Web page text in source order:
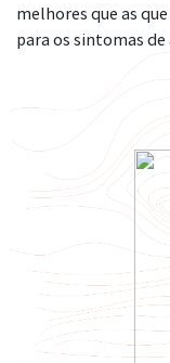
melhores que as
para os sintomas de